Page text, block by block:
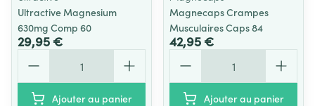
Ultractive Magnesium
630mg Comp 60
29,95 €
Ajouter au panier
Magnecaps Crampes
Musculaires Caps 84
42,95 €
Ajouter au panier